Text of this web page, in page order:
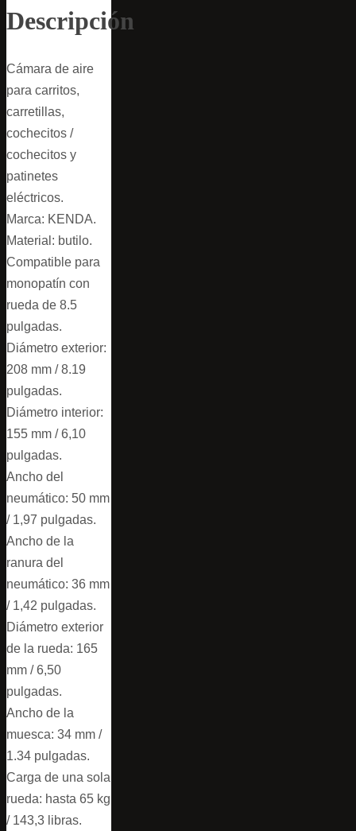
Descripción
Cámara de aire
para carritos,
carretillas,
cochecitos /
cochecitos y
patinetes
eléctricos.
Marca: KENDA.
Material: butilo.
Compatible para
monopatín con
rueda de 8.5
pulgadas.
Diámetro exterior:
208 mm / 8.19
pulgadas.
Diámetro interior:
155 mm / 6,10
pulgadas.
Ancho del
neumático: 50 mm
/ 1,97 pulgadas.
Ancho de la
ranura del
neumático: 36 mm
/ 1,42 pulgadas.
Diámetro exterior
de la rueda: 165
mm / 6,50
pulgadas.
Ancho de la
muesca: 34 mm /
1.34 pulgadas.
Carga de una sola
rueda: hasta 65 kg
/ 143,3 libras.